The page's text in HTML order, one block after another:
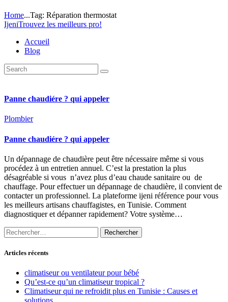
Home...Tag: Réparation thermostat
IjeniTrouvez les meilleurs pro!
Accueil
Blog
Panne chaudiére ? qui appeler
Plombier
Panne chaudiére ? qui appeler
Un dépannage de chaudière peut être nécessaire même si vous
procédez à un entretien annuel. C’est la prestation la plus
désagréable si vous n’avez plus d’eau chaude sanitaire ou de
chauffage. Pour effectuer un dépannage de chaudière, il convient de
contacter un professionnel. La plateforme ijeni référence pour vous
les meilleurs artisans chauffagistes, en Tunisie. Comment
diagnostiquer et dépanner rapidement? Votre système…
Rechercher :
Articles récents
climatiseur ou ventilateur pour bébé
Qu’est-ce qu’un climatiseur tropical ?
Climatiseur qui ne refroidit plus en Tunisie : Causes et